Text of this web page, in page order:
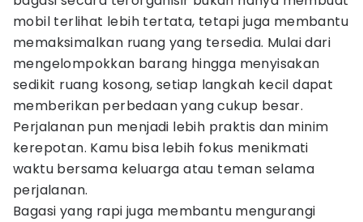
mobil terlihat lebih tertata, tetapi juga membantu
memaksimalkan ruang yang tersedia. Mulai dari
mengelompokkan barang hingga menyisakan
sedikit ruang kosong, setiap langkah kecil dapat
memberikan perbedaan yang cukup besar.
Perjalanan pun menjadi lebih praktis dan minim
kerepotan. Kamu bisa lebih fokus menikmati
waktu bersama keluarga atau teman selama
perjalanan.
Bagasi yang rapi juga membantu mengurangi